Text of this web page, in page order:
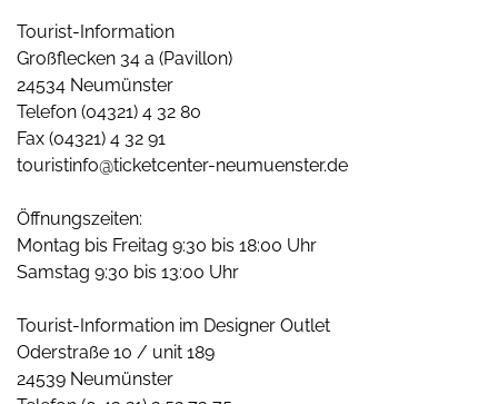
Tourist-Information
Großflecken 34 a (Pavillon)
24534 Neumünster
Telefon (04321) 4 32 80
Fax (04321) 4 32 91
touristinfo@ticketcenter-neumuenster.de
Öffnungszeiten:
Montag bis Freitag 9:30 bis 18:00 Uhr
Samstag 9:30 bis 13:00 Uhr
Tourist-Information im Designer Outlet
Oderstraße 10 / unit 189
24539 Neumünster